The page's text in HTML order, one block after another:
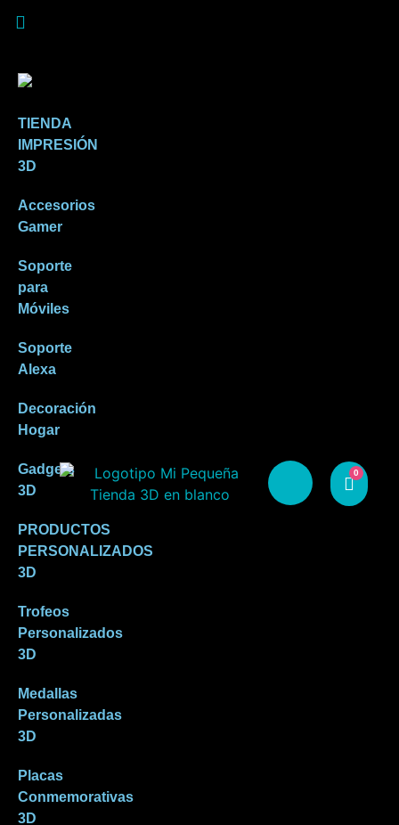
TIENDA
IMPRESIÓN
3D
Accesorios
Gamer
Soporte
para
Móviles
Soporte
Alexa
Decoración
Hogar
Gadgets
3D
PRODUCTOS
PERSONALIZADOS
3D
Trofeos
Personalizados
3D
Medallas
Personalizadas
3D
Placas
Conmemorativas
3D
0